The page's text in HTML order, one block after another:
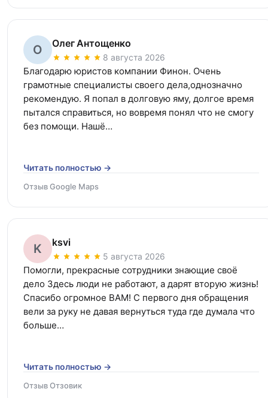
О Олег Антощенко
8 августа 2026
Благодарю юристов компании Финон. Очень
грамотные специалисты своего дела,однозначно
рекомендую. Я попал в долговую яму, долгое время
пытался справиться, но вовремя понял что не смогу
без помощи. Нашё…
Читать полностью →
Отзыв Google Maps
K ksvi
5 августа 2026
Помогли, прекрасные сотрудники знающие своё
дело Здесь люди не работают, а дарят вторую жизнь!
Спасибо огромное ВАМ! С первого дня обращения
вели за руку не давая вернуться туда где думала что
больше…
Читать полностью →
Отзыв Отзовик